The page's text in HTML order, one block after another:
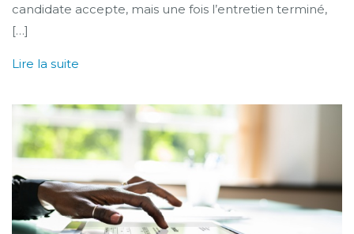
candidate accepte, mais une fois l’entretien terminé,
[…]
Lire la suite